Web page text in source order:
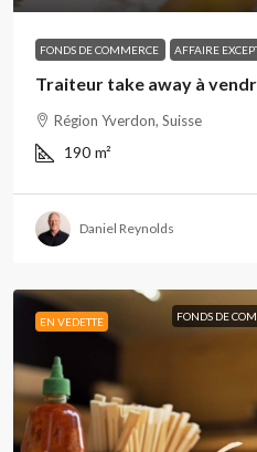
FONDS DE COMMERCE AFFAIRE
Traiteur take away à
Région Yverdon, Suisse
190 m²
Daniel Reynolds
EN VEDETTE FONDS DE